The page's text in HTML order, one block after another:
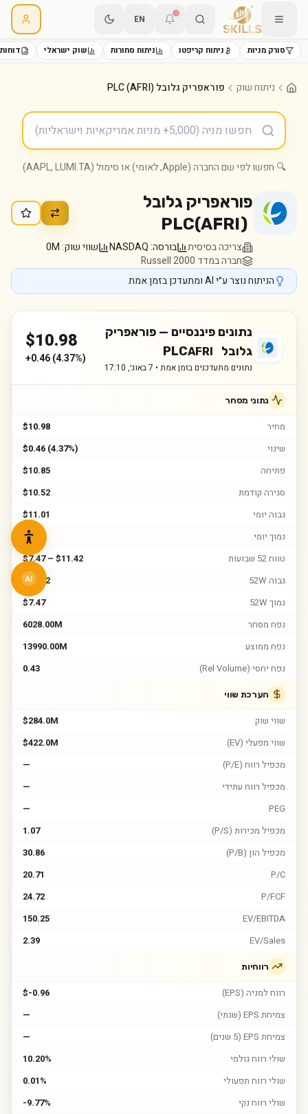
EN
סורק מניות ניתוח קריפטו ניתוח סחורות שוק ישראלי
ניתוח שוק פוראפריק גלובל PLC (AFRI)
🔍 חפשו לפי שם החברה (Apple, לאומי) או סימול (AAPL, LUMI.TA)
פוראפריק גלובל
PLC(AFRI)
צריכה בסיסית בורסה:NASDAQ שווי שוק:0M
חברה במדד Russell 2000
הניתוח נוצר ע״י AI ומתעדכן בזמן אמת
נתונים פיננסיים — פוראפריק
גלובל PLC
AFRI
נתונים מתעדכנים בזמן אמת • 7 באוג׳, 17:10
$10.98
+0.46(4.37%)
נתוני מסחר
מחיר
$10.98
שינוי
$0.46 (4.37%)
פתיחה
$10.85
סגירה קודמת
$10.52
גבוה יומי
$11.01
נמוך יומי
$10.8
טווח 52 שבועות
$7.47 – $11.42
גבוה 52W
$11.42
נמוך 52W
$7.47
נפח מסחר
6028.00M
נפח ממוצע
13990.00M
נפח יחסי (Rel Volume)
0.43
הערכת שווי
שווי שוק
$284.0M
שווי מפעלי (EV)
$422.0M
מכפיל רווח (P/E)
—
מכפיל רווח עתידי
—
PEG
—
מכפיל מכירות (P/S)
1.07
מכפיל הון (P/B)
30.86
P/C
20.71
P/FCF
24.72
EV/EBITDA
150.25
EV/Sales
2.39
רווחיות
רווח למניה (EPS)
$-0.96
צמיחת EPS (שנתי)
—
צמיחת EPS (5 שנים)
—
שולי רווח גולמי
10.20%
שולי רווח תפעולי
0.01%
שולי רווח נקי
-9.77%
AI